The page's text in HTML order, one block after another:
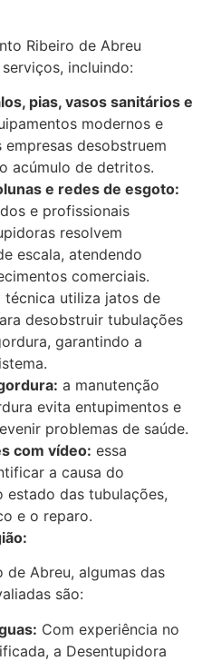
Ribeiro de Abreu
incluindo:
pias, vasos sanitários e
modernos e
desobstruem
acúmulo de detritos.
e redes de esgoto:
e profissionais
resolvem
escala, atendendo
comerciais.
técnica utiliza jatos de
desobstruir tubulações
garantindo a
a manutenção
evita entupimentos e
problemas de saúde.
com vídeo: essa
a causa do
estado das tubulações,
e o reparo.
de Abreu, algumas das
são:
Com experiência no
a Desentupidora